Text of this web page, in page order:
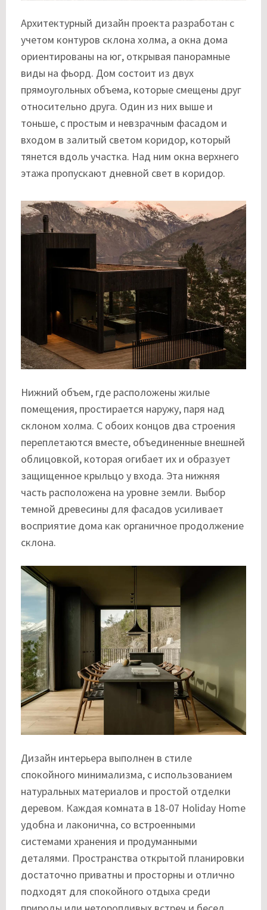
Архитектурный дизайн проекта разработан с
учетом контуров склона холма, а окна дома
ориентированы на юг, открывая панорамные
виды на фьорд. Дом состоит из двух
прямоугольных объема, которые смещены друг
относительно друга. Один из них выше и
тоньше, с простым и невзрачным фасадом и
входом в залитый светом коридор, который
тянется вдоль участка. Над ним окна верхнего
этажа пропускают дневной свет в коридор.
Нижний объем, где расположены жилые
помещения, простирается наружу, паря над
склоном холма. С обоих концов два строения
переплетаются вместе, объединенные внешней
облицовкой, которая огибает их и образует
защищенное крыльцо у входа. Эта нижняя
часть расположена на уровне земли. Выбор
темной древесины для фасадов усиливает
восприятие дома как органичное продолжение
склона.
Дизайн интерьера выполнен в стиле
спокойного минимализма, с использованием
натуральных материалов и простой отделки
деревом. Каждая комната в 18-07 Holiday Home
удобна и лаконична, со встроенными
системами хранения и продуманными
деталями. Пространства открытой планировки
достаточно приватны и просторны и отлично
подходят для спокойного отдыха среди